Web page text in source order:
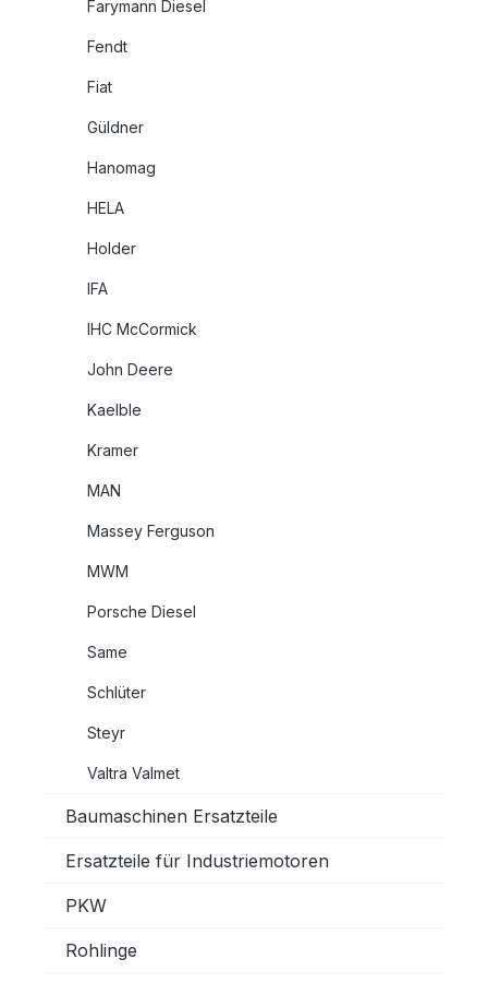
Farymann Diesel
Fendt
Fiat
Güldner
Hanomag
HELA
Holder
IFA
IHC McCormick
John Deere
Kaelble
Kramer
MAN
Massey Ferguson
MWM
Porsche Diesel
Same
Schlüter
Steyr
Valtra Valmet
Baumaschinen Ersatzteile
Ersatzteile für Industriemotoren
PKW
Rohlinge